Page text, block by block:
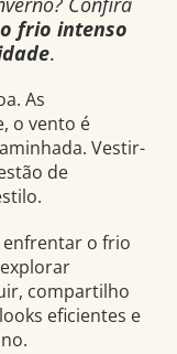
frio intenso
.
As
o vento é
Vestir-
de
enfrentar o frio
compartilho
eficientes e